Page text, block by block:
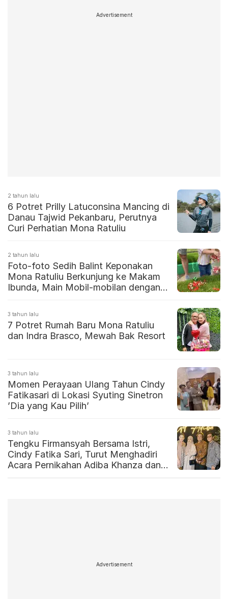
Advertisement
2 tahun lalu
6 Potret Prilly Latuconsina Mancing di
Danau Tajwid Pekanbaru, Perutnya
Curi Perhatian Mona Ratuliu
2 tahun lalu
Foto-foto Sedih Balint Keponakan
Mona Ratuliu Berkunjung ke Makam
Ibunda, Main Mobil-mobilan dengan
3 tahun lalu
7 Potret Rumah Baru Mona Ratuliu
dan Indra Brasco, Mewah Bak Resort
3 tahun lalu
Momen Perayaan Ulang Tahun Cindy
Fatikasari di Lokasi Syuting Sinetron
’Dia yang Kau Pilih’
3 tahun lalu
Tengku Firmansyah Bersama Istri,
Cindy Fatika Sari, Turut Menghadiri
Acara Pernikahan Adiba Khanza dan
Advertisement